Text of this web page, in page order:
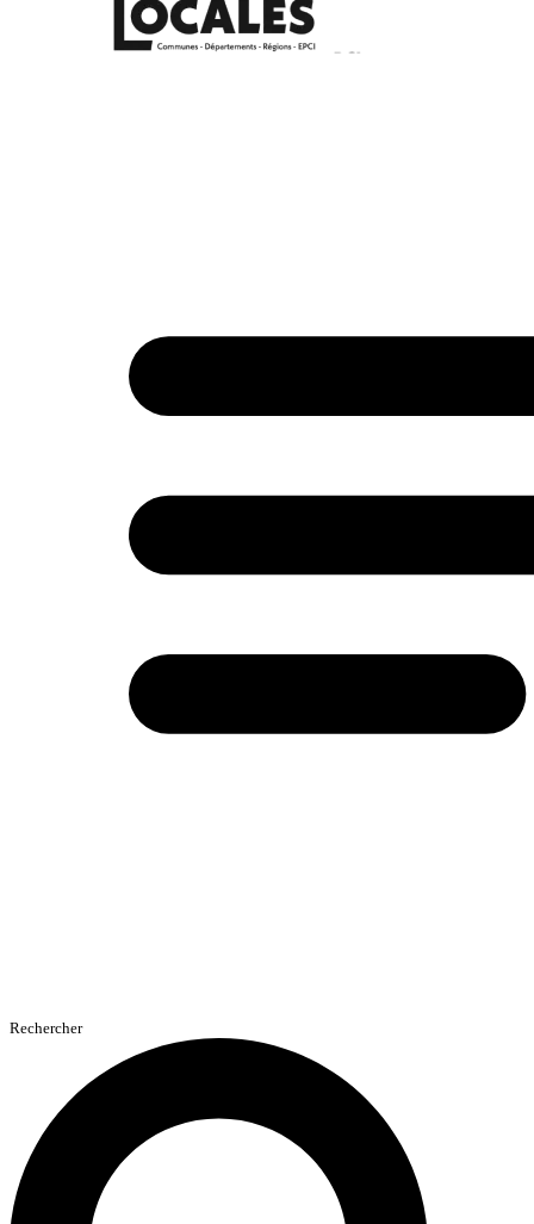
Rechercher